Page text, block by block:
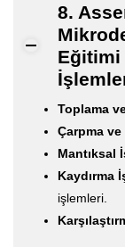
8.
Eğitimi
Toplama
Çarpma
Mantıksal
Kaydırma
işlemleri.